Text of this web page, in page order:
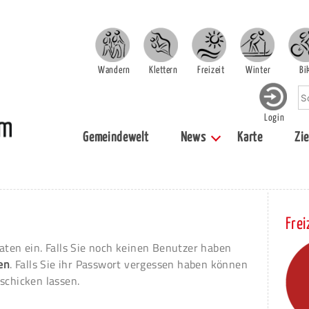
Wandern Klettern Freizeit Winter
Login
Gemeindewelt News Karte
ein. Falls Sie noch keinen Benutzer haben
. Falls Sie ihr Passwort vergessen haben können
lassen.